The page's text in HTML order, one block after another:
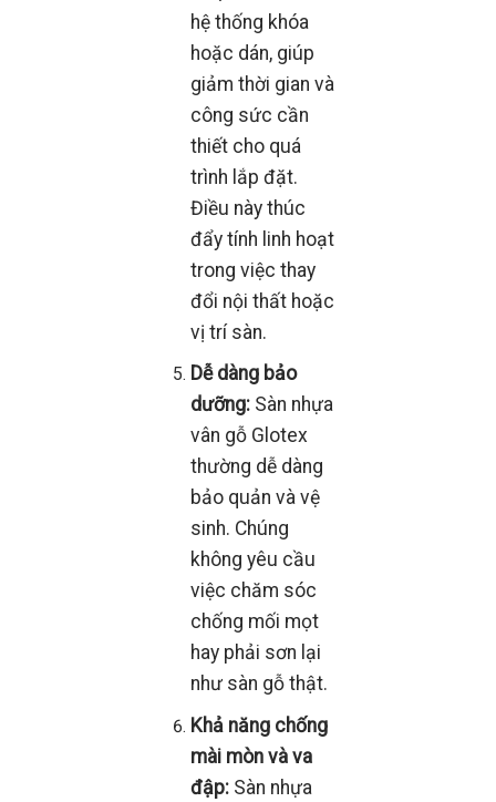
hệ thống khóa
hoặc dán, giúp
giảm thời gian và
công sức cần
thiết cho quá
trình lắp đặt.
Điều này thúc
đẩy tính linh hoạt
trong việc thay
đổi nội thất hoặc
vị trí sàn.
Dễ dàng bảo
dưỡng: Sàn nhựa
vân gỗ Glotex
thường dễ dàng
bảo quản và vệ
sinh. Chúng
không yêu cầu
việc chăm sóc
chống mối mọt
hay phải sơn lại
như sàn gỗ thật.
Khả năng chống
mài mòn và va
đập: Sàn nhựa